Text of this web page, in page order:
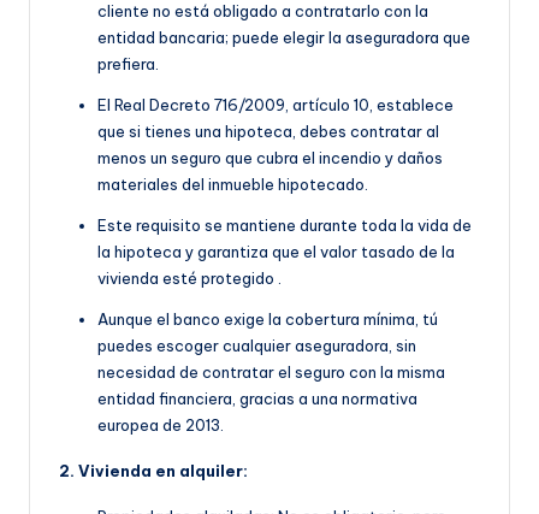
cliente no está obligado a contratarlo con la
entidad bancaria; puede elegir la aseguradora que
prefiera.
El Real Decreto 716/2009, artículo 10, establece
que si tienes una hipoteca, debes contratar al
menos un seguro que cubra el incendio y daños
materiales del inmueble hipotecado.
Este requisito se mantiene durante toda la vida de
la hipoteca y garantiza que el valor tasado de la
vivienda esté protegido .
Aunque el banco exige la cobertura mínima, tú
puedes escoger cualquier aseguradora, sin
necesidad de contratar el seguro con la misma
entidad financiera, gracias a una normativa
europea de 2013.
2. Vivienda en alquiler: